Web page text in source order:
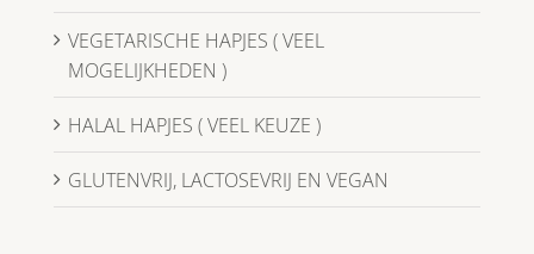
VEGETARISCHE HAPJES ( VEEL
MOGELIJKHEDEN )
HALAL HAPJES ( VEEL KEUZE )
GLUTENVRIJ, LACTOSEVRIJ EN VEGAN